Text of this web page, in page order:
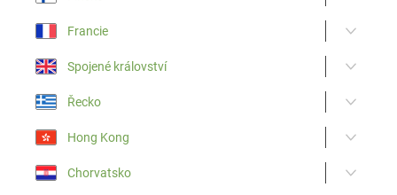
Francie
Spojené království
Řecko
Hong Kong
Chorvatsko